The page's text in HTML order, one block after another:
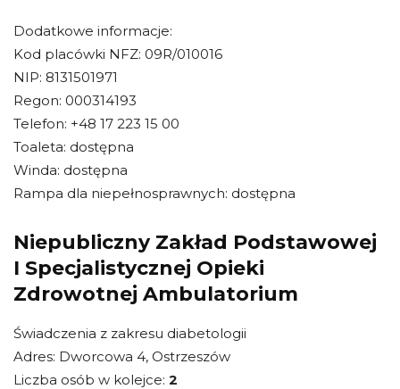
Dodatkowe informacje:
Kod placówki NFZ: 09R/010016
NIP: 8131501971
Regon: 000314193
Telefon: +48 17 223 15 00
Toaleta: dostępna
Winda: dostępna
Rampa dla niepełnosprawnych: dostępna
Niepubliczny Zakład Podstawowej
I Specjalistycznej Opieki
Zdrowotnej Ambulatorium
Świadczenia z zakresu diabetologii
Adres: Dworcowa 4, Ostrzeszów
Liczba osób w kolejce: 2